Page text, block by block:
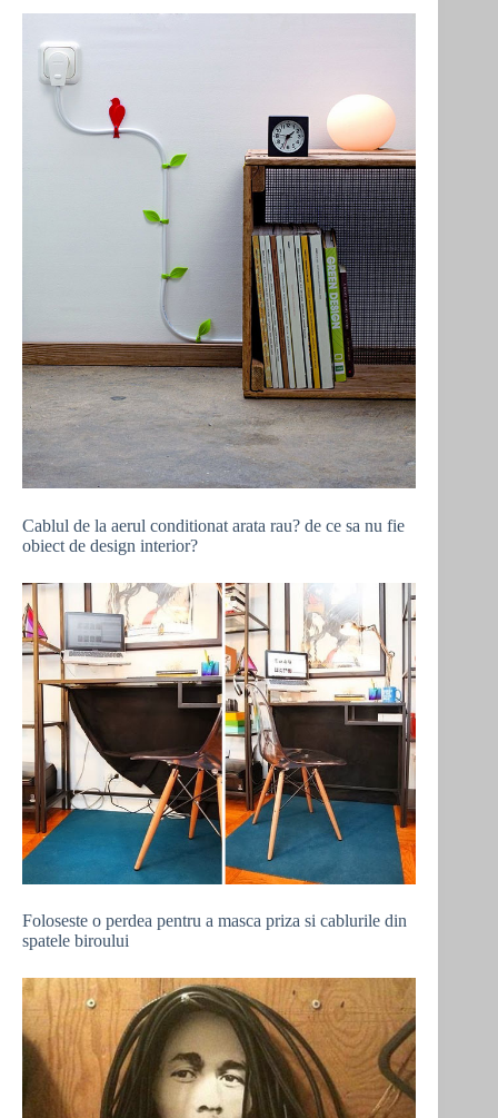
Cablul de la aerul conditionat arata rau? de ce sa nu fie
obiect de design interior?
Foloseste o perdea pentru a masca priza si cablurile din
spatele biroului